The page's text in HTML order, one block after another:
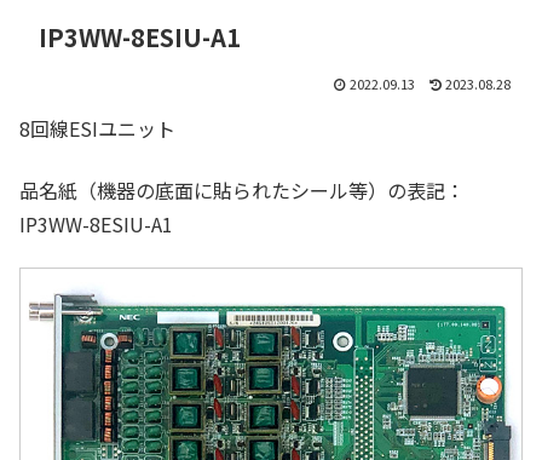
IP3WW-8ESIU-A1
2022.09.13 2023.08.28
8回線ESIユニット
品名紙（機器の底面に貼られたシール等）の表記：
IP3WW-8ESIU-A1